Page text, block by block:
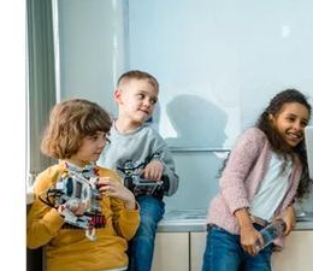
il futuro del lavoro il
supply chain